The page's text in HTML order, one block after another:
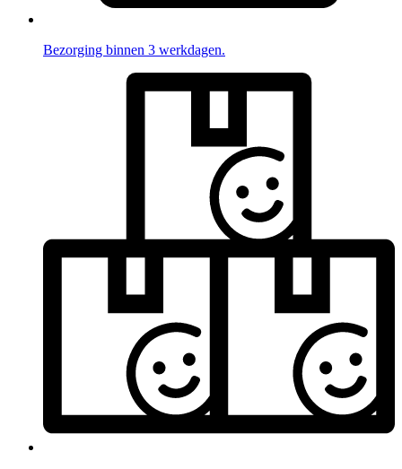
Bezorging binnen 3 werkdagen.